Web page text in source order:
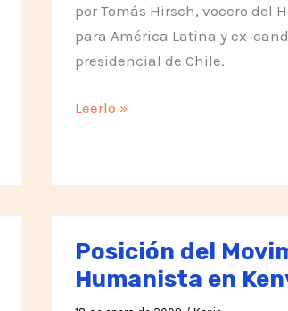
por Tomás Hirsch, vocero del
para América Latina y ex-
presidencial de Chile.
«Rechazo
guerra
de
solución
de
Leerlo »
Posición del
Humanista en